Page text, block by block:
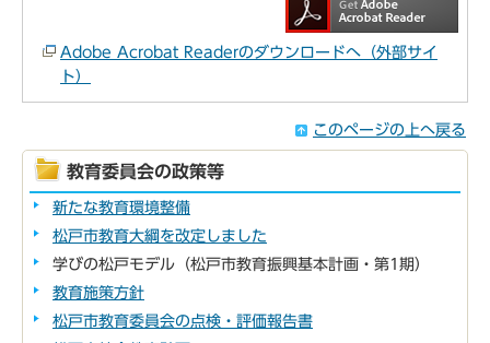
Adobe Acrobat Readerのダウンロードへ（外部サイ
ト）
このページの上へ戻る
教育委員会の政策等
新たな教育環境整備
松戸市教育大綱を改定しました
学びの松戸モデル（松戸市教育振興基本計画・第1期）
教育施策方針
松戸市教育委員会の点検・評価報告書